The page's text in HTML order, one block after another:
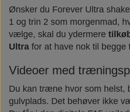
Ønsker du Forever Ultra
1 og trin 2 som morgenmad,
vælge, skal du ydermere
Ultra for at have nok til begge
Videoer med
Du kan træne hvor som helst,
gulvplads. Det behøver ikke